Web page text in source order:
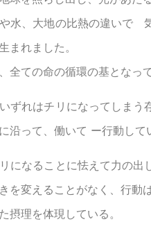
水、大地の比熱の違いで
まれました。
全ての命の循環の基となって
ずれはチリになってしま
沿って、働いて ー行動して
になることに怯えて力の
を変えることがなく、行動
摂理を体現している。